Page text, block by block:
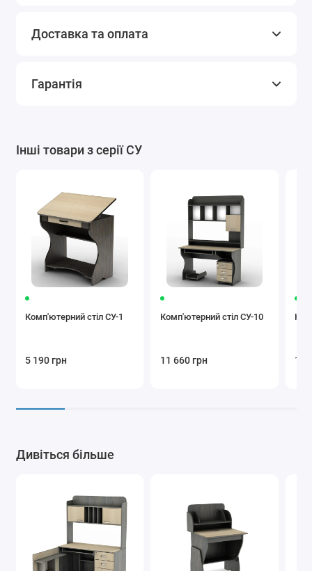
Доставка та оплата
Гарантія
Інші товари з серії СУ
Комп'ютерний стіл СУ-1
5 190 грн
Комп'ютерний стіл СУ-10
11 660 грн 12
Дивіться більше